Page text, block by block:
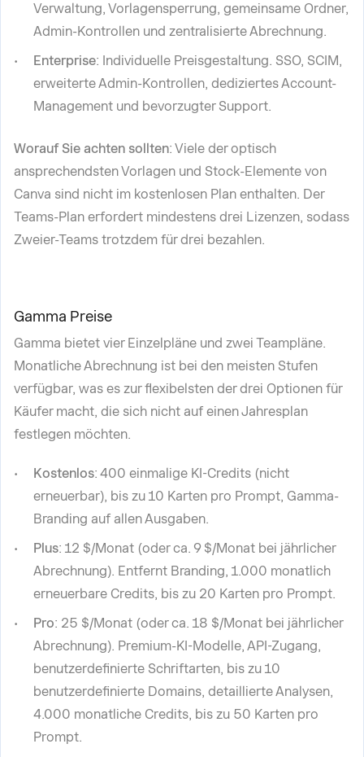
Verwaltung, Vorlagensperrung, gemeinsame Ordner,
Admin-Kontrollen und zentralisierte Abrechnung.
Enterprise: Individuelle Preisgestaltung. SSO, SCIM,
erweiterte Admin-Kontrollen, dediziertes Account-
Management und bevorzugter Support.
Worauf Sie achten sollten: Viele der optisch
ansprechendsten Vorlagen und Stock-Elemente von
Canva sind nicht im kostenlosen Plan enthalten. Der
Teams-Plan erfordert mindestens drei Lizenzen, sodass
Zweier-Teams trotzdem für drei bezahlen.
Gamma Preise
Gamma bietet vier Einzelpläne und zwei Teampläne.
Monatliche Abrechnung ist bei den meisten Stufen
verfügbar, was es zur flexibelsten der drei Optionen für
Käufer macht, die sich nicht auf einen Jahresplan
festlegen möchten.
Kostenlos: 400 einmalige KI-Credits (nicht
erneuerbar), bis zu 10 Karten pro Prompt, Gamma-
Branding auf allen Ausgaben.
Plus: 12 $/Monat (oder ca. 9 $/Monat bei jährlicher
Abrechnung). Entfernt Branding, 1.000 monatlich
erneuerbare Credits, bis zu 20 Karten pro Prompt.
Pro: 25 $/Monat (oder ca. 18 $/Monat bei jährlicher
Abrechnung). Premium-KI-Modelle, API-Zugang,
benutzerdefinierte Schriftarten, bis zu 10
benutzerdefinierte Domains, detaillierte Analysen,
4.000 monatliche Credits, bis zu 50 Karten pro
Prompt.